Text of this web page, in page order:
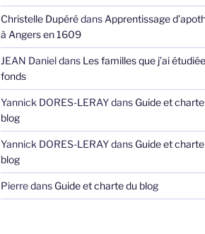
Christelle Dupérédans Apprentissage
à Angers en 1609
JEAN Danieldans Les familles que j’ai
fonds
Yannick DORES-LERAYdans Guide et
blog
Yannick DORES-LERAYdans Guide et
blog
Pierredans Guide et charte du blog